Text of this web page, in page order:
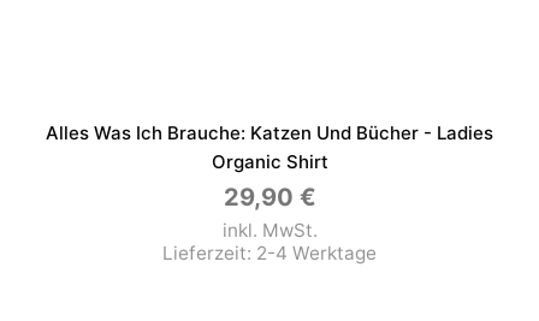
Alles Was Ich Brauche: Katzen Und Bücher - Ladies
Organic Shirt
29,90 €
inkl. MwSt.
Lieferzeit: 2-4 Werktage